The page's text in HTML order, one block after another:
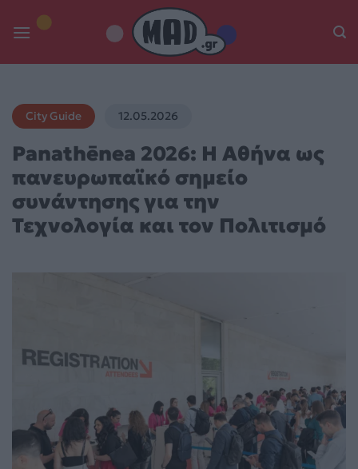
City Guide 12.05.2026
Panathēnea 2026: Η Αθήνα ως
πανευρωπαϊκό σημείο
συνάντησης για την
Τεχνολογία και τον Πολιτισμό